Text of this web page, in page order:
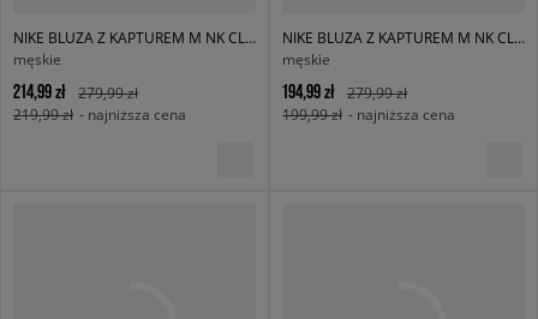
NIKE BLUZA Z KAPTUREM M NK CLUB BB PO HOODIE
męskie
214,99 zł
279,99 zł
219,99 zł - najniższa cena
NIKE BLUZA Z KAPTUREM M NK CLUB BB PO HOODIE
męskie
194,99 zł
279,99 zł
199,99 zł - najniższa cena